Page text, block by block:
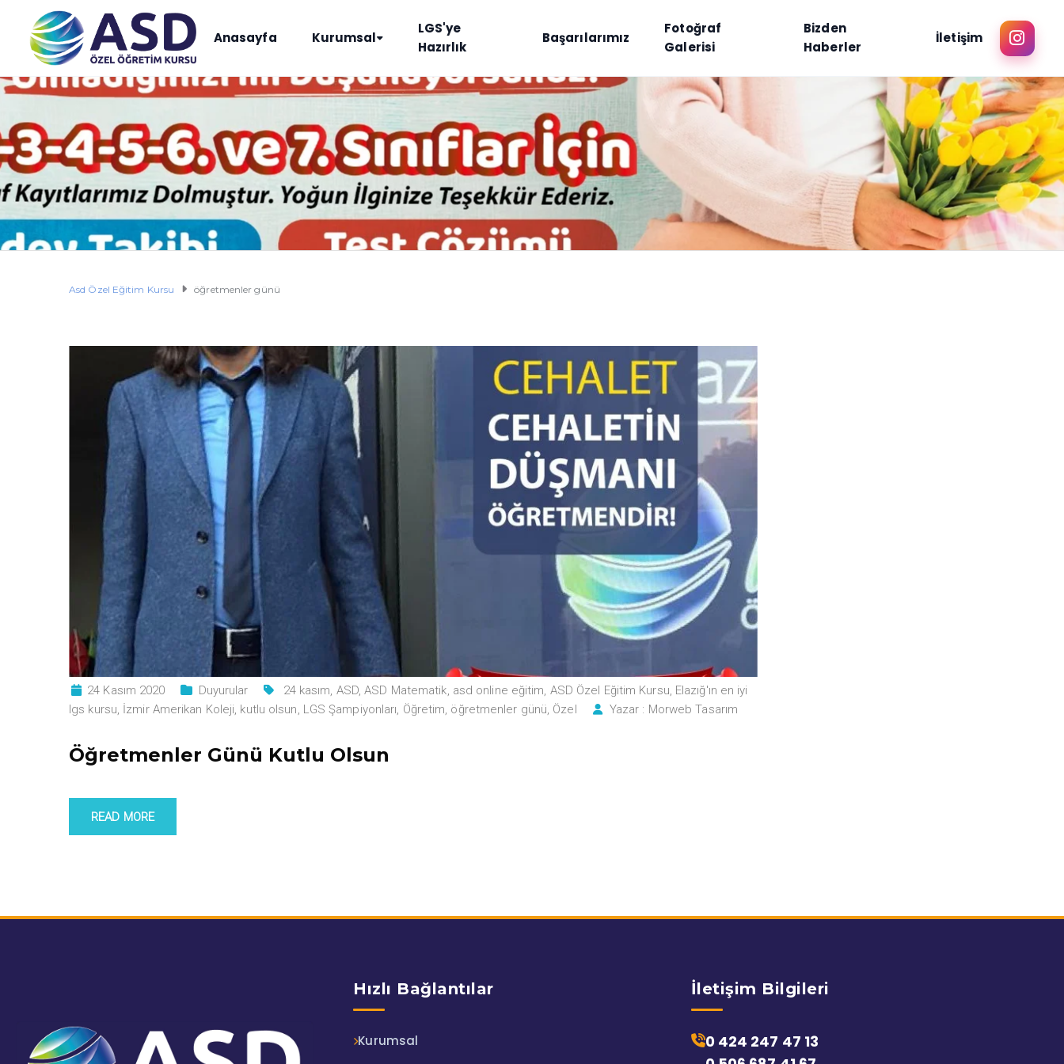
Anasayfa Kurumsal
LGS'ye
Hazırlık
Başarılarımız
Fotoğraf
Galerisi
Bizden
Haberler
İletişim
Asd Özel Eğitim Kursu öğretmenler günü
24 Kasım 2020 Duyurular 24 kasım, ASD,ASD Matematik, asd online eğitim, ASD Özel Eğitim Kursu, Elazığ'ın en iyi
lgs kursu, İzmir Amerikan Koleji, kutlu olsun, LGS Şampiyonları, Öğretim, öğretmenler günü, Özel Yazar : Morweb Tasarım
Öğretmenler Günü Kutlu Olsun
READ MORE
Hızlı Bağlantılar
Kurumsal
İletişim Bilgileri
0 424 247 47 13